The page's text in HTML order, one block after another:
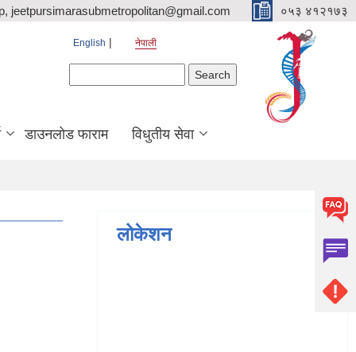
jeetpursimarasubmetropolitan@gmail.com ०५३ ४१२१७३
English नेपाली
डाउनलोड फाराम विधुतीय सेवा
लोकेशन